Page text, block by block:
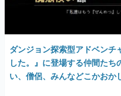
ダンジョン探索型アドベンチ
した。』に登場する仲間た
い、僧侶、みんなどこかお